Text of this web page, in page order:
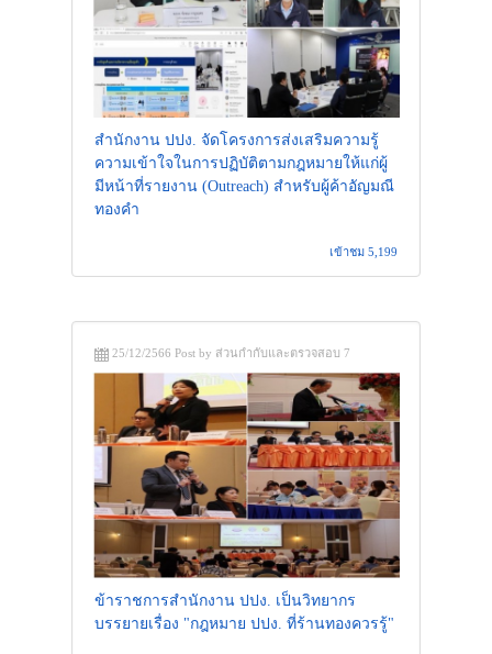
สำนักงาน ปปง. จัดโครงการส่งเสริมความรู้
ความเข้าใจในการปฏิบัติตามกฎหมายให้แก่ผู้
มีหน้าที่รายงาน (Outreach) สำหรับผู้ค้าอัญมณี
ทองคำ
เข้าชม 5,199
25/12/2566 Post by ส่วนกำกับและตรวจสอบ 7
ข้าราชการสำนักงาน ปปง. เป็นวิทยากร
บรรยายเรื่อง "กฎหมาย ปปง. ที่ร้านทองควรรู้"